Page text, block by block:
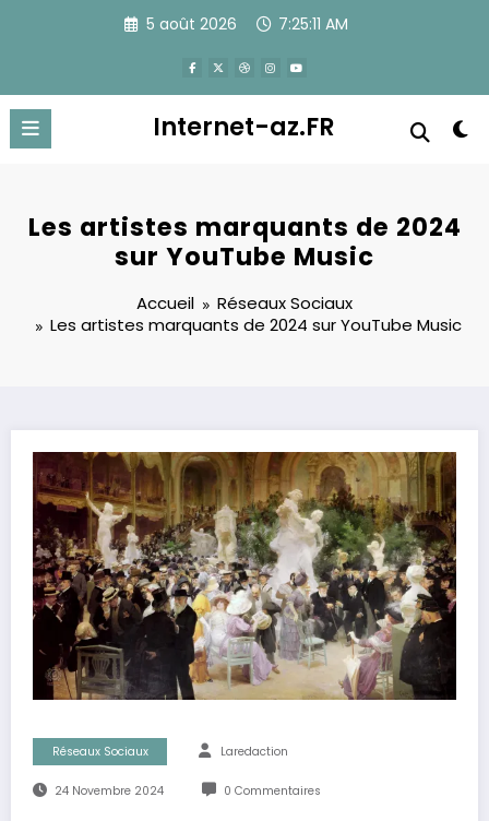
5 août 2026 7:25:12 AM
Internet-az.FR
Les artistes marquants de 2024
sur YouTube Music
Accueil
Réseaux Sociaux
Les artistes marquants de 2024 sur YouTube Music
Réseaux Sociaux Laredaction
24 Novembre 2024 0 Commentaires